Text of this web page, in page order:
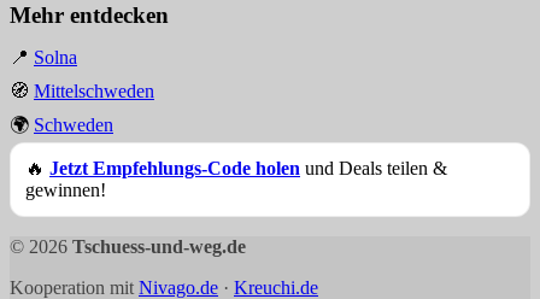
Mehr entdecken
📍 Solna
🧭 Mittelschweden
🌍 Schweden
🔥 Jetzt Empfehlungs-Code holen und Deals teilen &
gewinnen!
© 2026 Tschuess-und-weg.de
Kooperation mit Nivago.de · Kreuchi.de